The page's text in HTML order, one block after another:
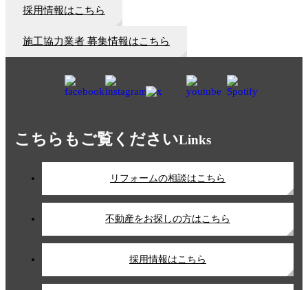
採用情報はこちら
施工協力業者 募集情報はこちら
こちらもご覧くださいLinks
リフォームの相談はこちら
不動産をお探しの方はこちら
採用情報はこちら